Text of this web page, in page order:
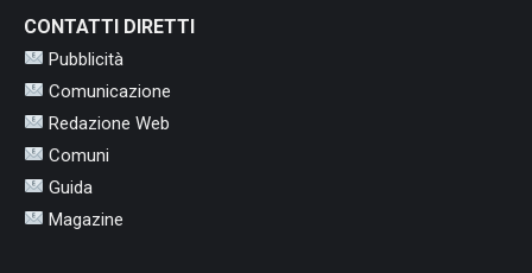
CONTATTI DIRETTI
Pubblicità
Comunicazione
Redazione Web
Comuni
Guida
Magazine